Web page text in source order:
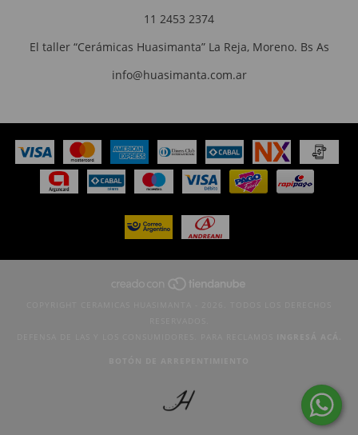
11 2453 2374
El taller “Cerámicas Huasimanta” La Reja, Moreno. Bs As
info@huasimanta.com.ar